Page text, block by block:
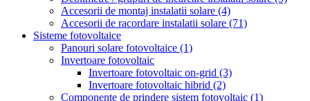
Accesorii de montaj instalatii solare (4)
Accesorii de racordare instalatii solare (71)
Sisteme fotovoltaice
Panouri solare fotovoltaice (1)
Invertoare fotovoltaic
Invertoare fotovoltaic on-grid (3)
Invertoare fotovoltaic hibrid (2)
Componente de prindere sistem fotovoltaic (1)